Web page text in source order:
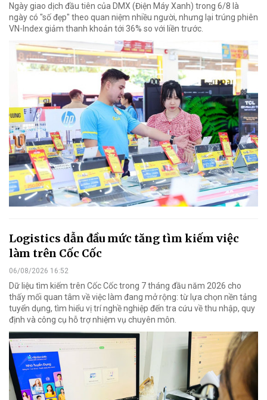
Ngày giao dịch đầu tiên của DMX (Điện Máy Xanh) trong 6/8 là
ngày có "số đẹp" theo quan niệm nhiều người, nhưng lại trúng phiên
VN-Index giảm thanh khoản tới 36% so với liền trước.
Logistics dẫn đầu mức tăng tìm kiếm việc
làm trên Cốc Cốc
06/08/2026 16:52
Dữ liệu tìm kiếm trên Cốc Cốc trong 7 tháng đầu năm 2026 cho
thấy mối quan tâm về việc làm đang mở rộng: từ lựa chọn nền tảng
tuyển dụng, tìm hiểu vị trí nghề nghiệp đến tra cứu về thu nhập, quy
định và công cụ hỗ trợ nhiệm vụ chuyên môn.